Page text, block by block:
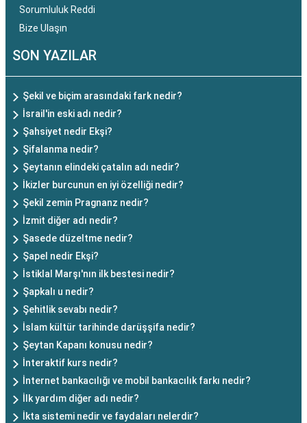
Sorumluluk Reddi
Bize Ulaşın
SON YAZILAR
Şekil ve biçim arasındaki fark nedir?
İsrail'in eski adı nedir?
Şahsiyet nedir Ekşi?
Şifalanma nedir?
Şeytanın elindeki çatalın adı nedir?
İkizler burcunun en iyi özelliği nedir?
Şekil zemin Pragnanz nedir?
İzmit diğer adı nedir?
Şasede düzeltme nedir?
Şapel nedir Ekşi?
İstiklal Marşı'nın ilk bestesi nedir?
Şapkalı u nedir?
Şehitlik sevabı nedir?
İslam kültür tarihinde darüşşifa nedir?
Şeytan Kapanı konusu nedir?
İnteraktif kurs nedir?
İnternet bankacılığı ve mobil bankacılık farkı nedir?
İlk yardım diğer adı nedir?
İkta sistemi nedir ve faydaları nelerdir?